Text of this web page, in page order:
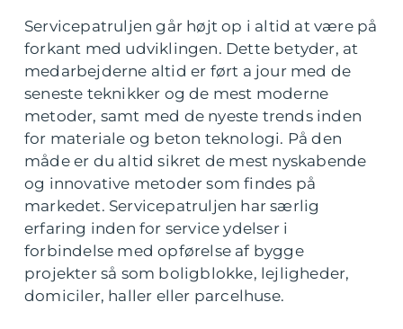
Servicepatruljen går højt op i altid at være på
forkant med udviklingen. Dette betyder, at
medarbejderne altid er ført a jour med de
seneste teknikker og de mest moderne
metoder, samt med de nyeste trends inden
for materiale og beton teknologi. På den
måde er du altid sikret de mest nyskabende
og innovative metoder som findes på
markedet. Servicepatruljen har særlig
erfaring inden for service ydelser i
forbindelse med opførelse af bygge
projekter så som boligblokke, lejligheder,
domiciler, haller eller parcelhuse.